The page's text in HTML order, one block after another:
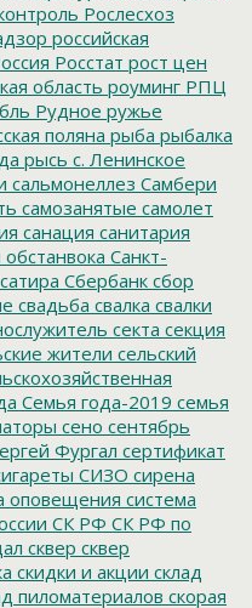
Рослесхоз
российская
Росстат рост цен
область роуминг РПЦ
Рудное ружье
поляна рыба рыбалка
рысь с. Ленинское
сальмонеллез Самбери
самозанятые самолет
санация санитария
Санкт-
сатира Сбербанк сбор
свадьба свалка свалки
секта секция
жители сельский
Семья года-2019 семья
сено сентябрь
Фургал сертификат
СИЗО сирена
оповещения система
СК РФ СК РФ по
сквер сквер
скидки и акции склад
пиломатериалов скорая